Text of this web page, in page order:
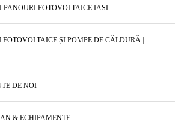
PANOURI FOTOVOLTAICE IASI
ȘI POMPE DE CĂLDURĂ |
DE NOI
& ECHIPAMENTE